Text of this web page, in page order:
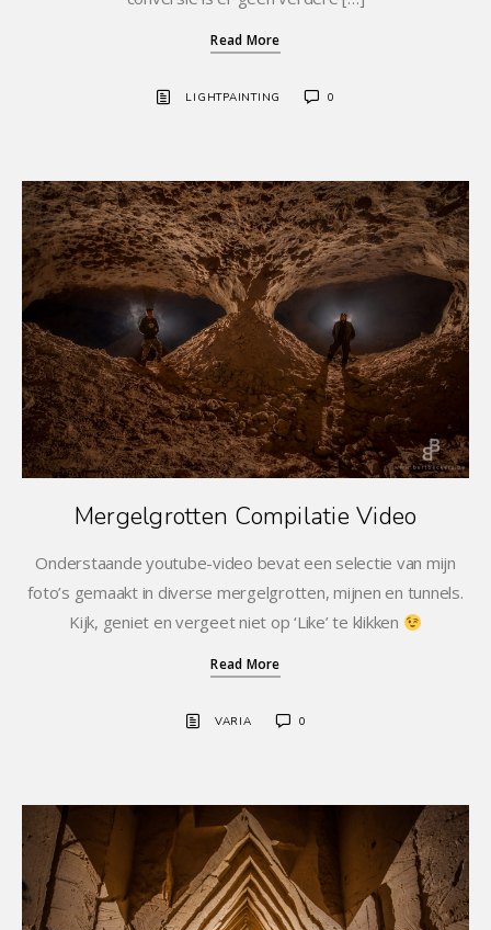
Read More
LIGHTPAINTING 0
Mergelgrotten Compilatie Video
Onderstaande youtube-video bevat een selectie van mijn
foto’s gemaakt in diverse mergelgrotten, mijnen en tunnels.
Kijk, geniet en vergeet niet op ‘Like’ te klikken
Read More
VARIA 0